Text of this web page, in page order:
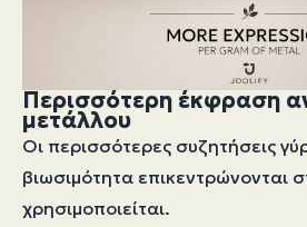
Περισσότερη έκφραση
μετάλλου
Οι περισσότερες συζητήσεις
βιωσιμότητα επικεντρώνονται
χρησιμοποιείται.